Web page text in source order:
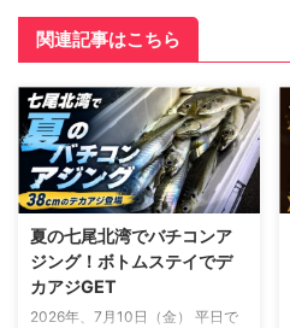
関連記事はこちら
夏の七尾北湾でバチコンア
ジング！ボトムステイでデ
カアジGET
2026年、7月10日（金） 平日で